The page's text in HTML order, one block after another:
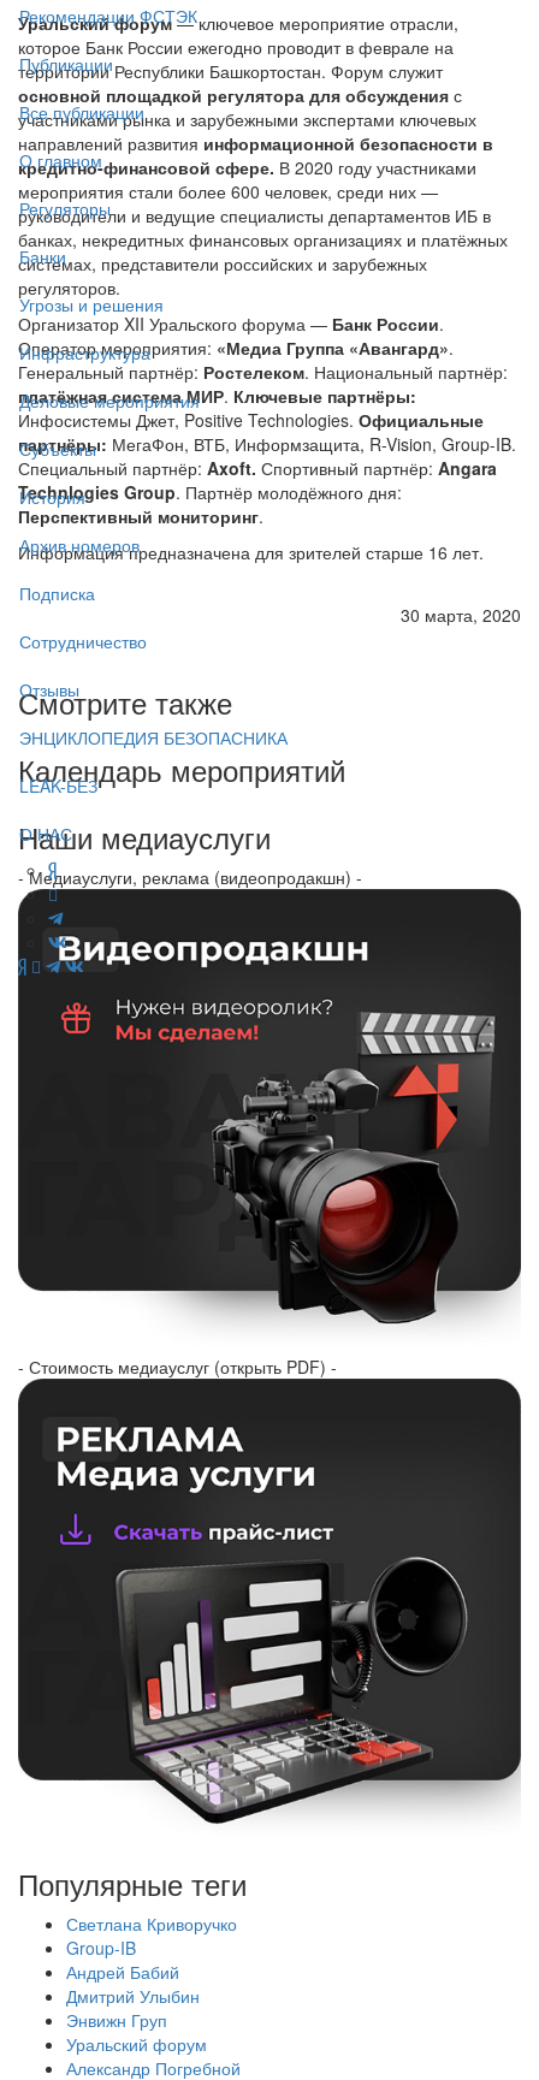
Рекомендации ФСТЭК
Публикации
Все публикации
О главном
Регуляторы
Банки
Угрозы и решения
Инфраструктура
Деловые мероприятия
Субъекты
История
Архив номеров
Подписка
Сотрудничество
Отзывы
ЭНЦИКЛОПЕДИЯ БЕЗОПАСНИКА
LEAK-БЕЗ
О НАС
Уральский форум — ключевое мероприятие отрасли,
которое Банк России ежегодно проводит в феврале на
территории Республики Башкортостан. Форум служит
основной площадкой регулятора для обсуждения с
участниками рынка и зарубежными экспертами ключевых
направлений развития информационной безопасности в
кредитно-финансовой сфере. В 2020 году участниками
мероприятия стали более 600 человек, среди них —
руководители и ведущие специалисты департаментов ИБ в
банках, некредитных финансовых организациях и платёжных
системах, представители российских и зарубежных
регуляторов.
Организатор XII Уральского форума — Банк России.
Оператор мероприятия: «Медиа Группа «Авангард».
Генеральный партнёр: Ростелеком. Национальный партнёр:
платёжная система МИР. Ключевые партнёры:
Инфосистемы Джет, Positive Technologies. Официальные
партнёры: МегаФон, ВТБ, Информзащита, R-Vision, Group-IB.
Специальный партнёр: Axoft. Спортивный партнёр: Angara
Technlogies Group. Партнёр молодёжного дня:
Перспективный мониторинг.
Информация предназначена для зрителей старше 16 лет.
30 марта, 2020
Смотрите также
Календарь мероприятий
Наши медиауслуги
- Медиауслуги, реклама (видеопродакшн) -
- Стоимость медиауслуг (открыть PDF) -
Популярные теги
Светлана Криворучко
Group-IB
Андрей Бабий
Дмитрий Улыбин
Энвижн Груп
Уральский форум
Александр Погребной